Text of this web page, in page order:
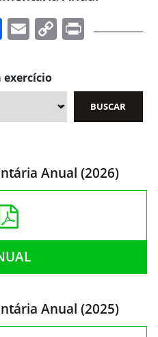
Facebook
EmailCopyPrint
exercício
Anual (2026)
Anual (2025)